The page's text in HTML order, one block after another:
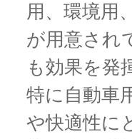
用、環境用
が用意され
も効果を発
特に自動車
や快適性に